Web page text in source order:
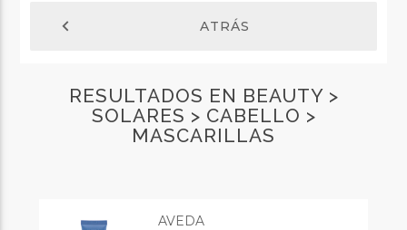
chevron_left ATRÁS
RESULTADOS EN BEAUTY >
SOLARES > CABELLO >
MASCARILLAS
AVEDA